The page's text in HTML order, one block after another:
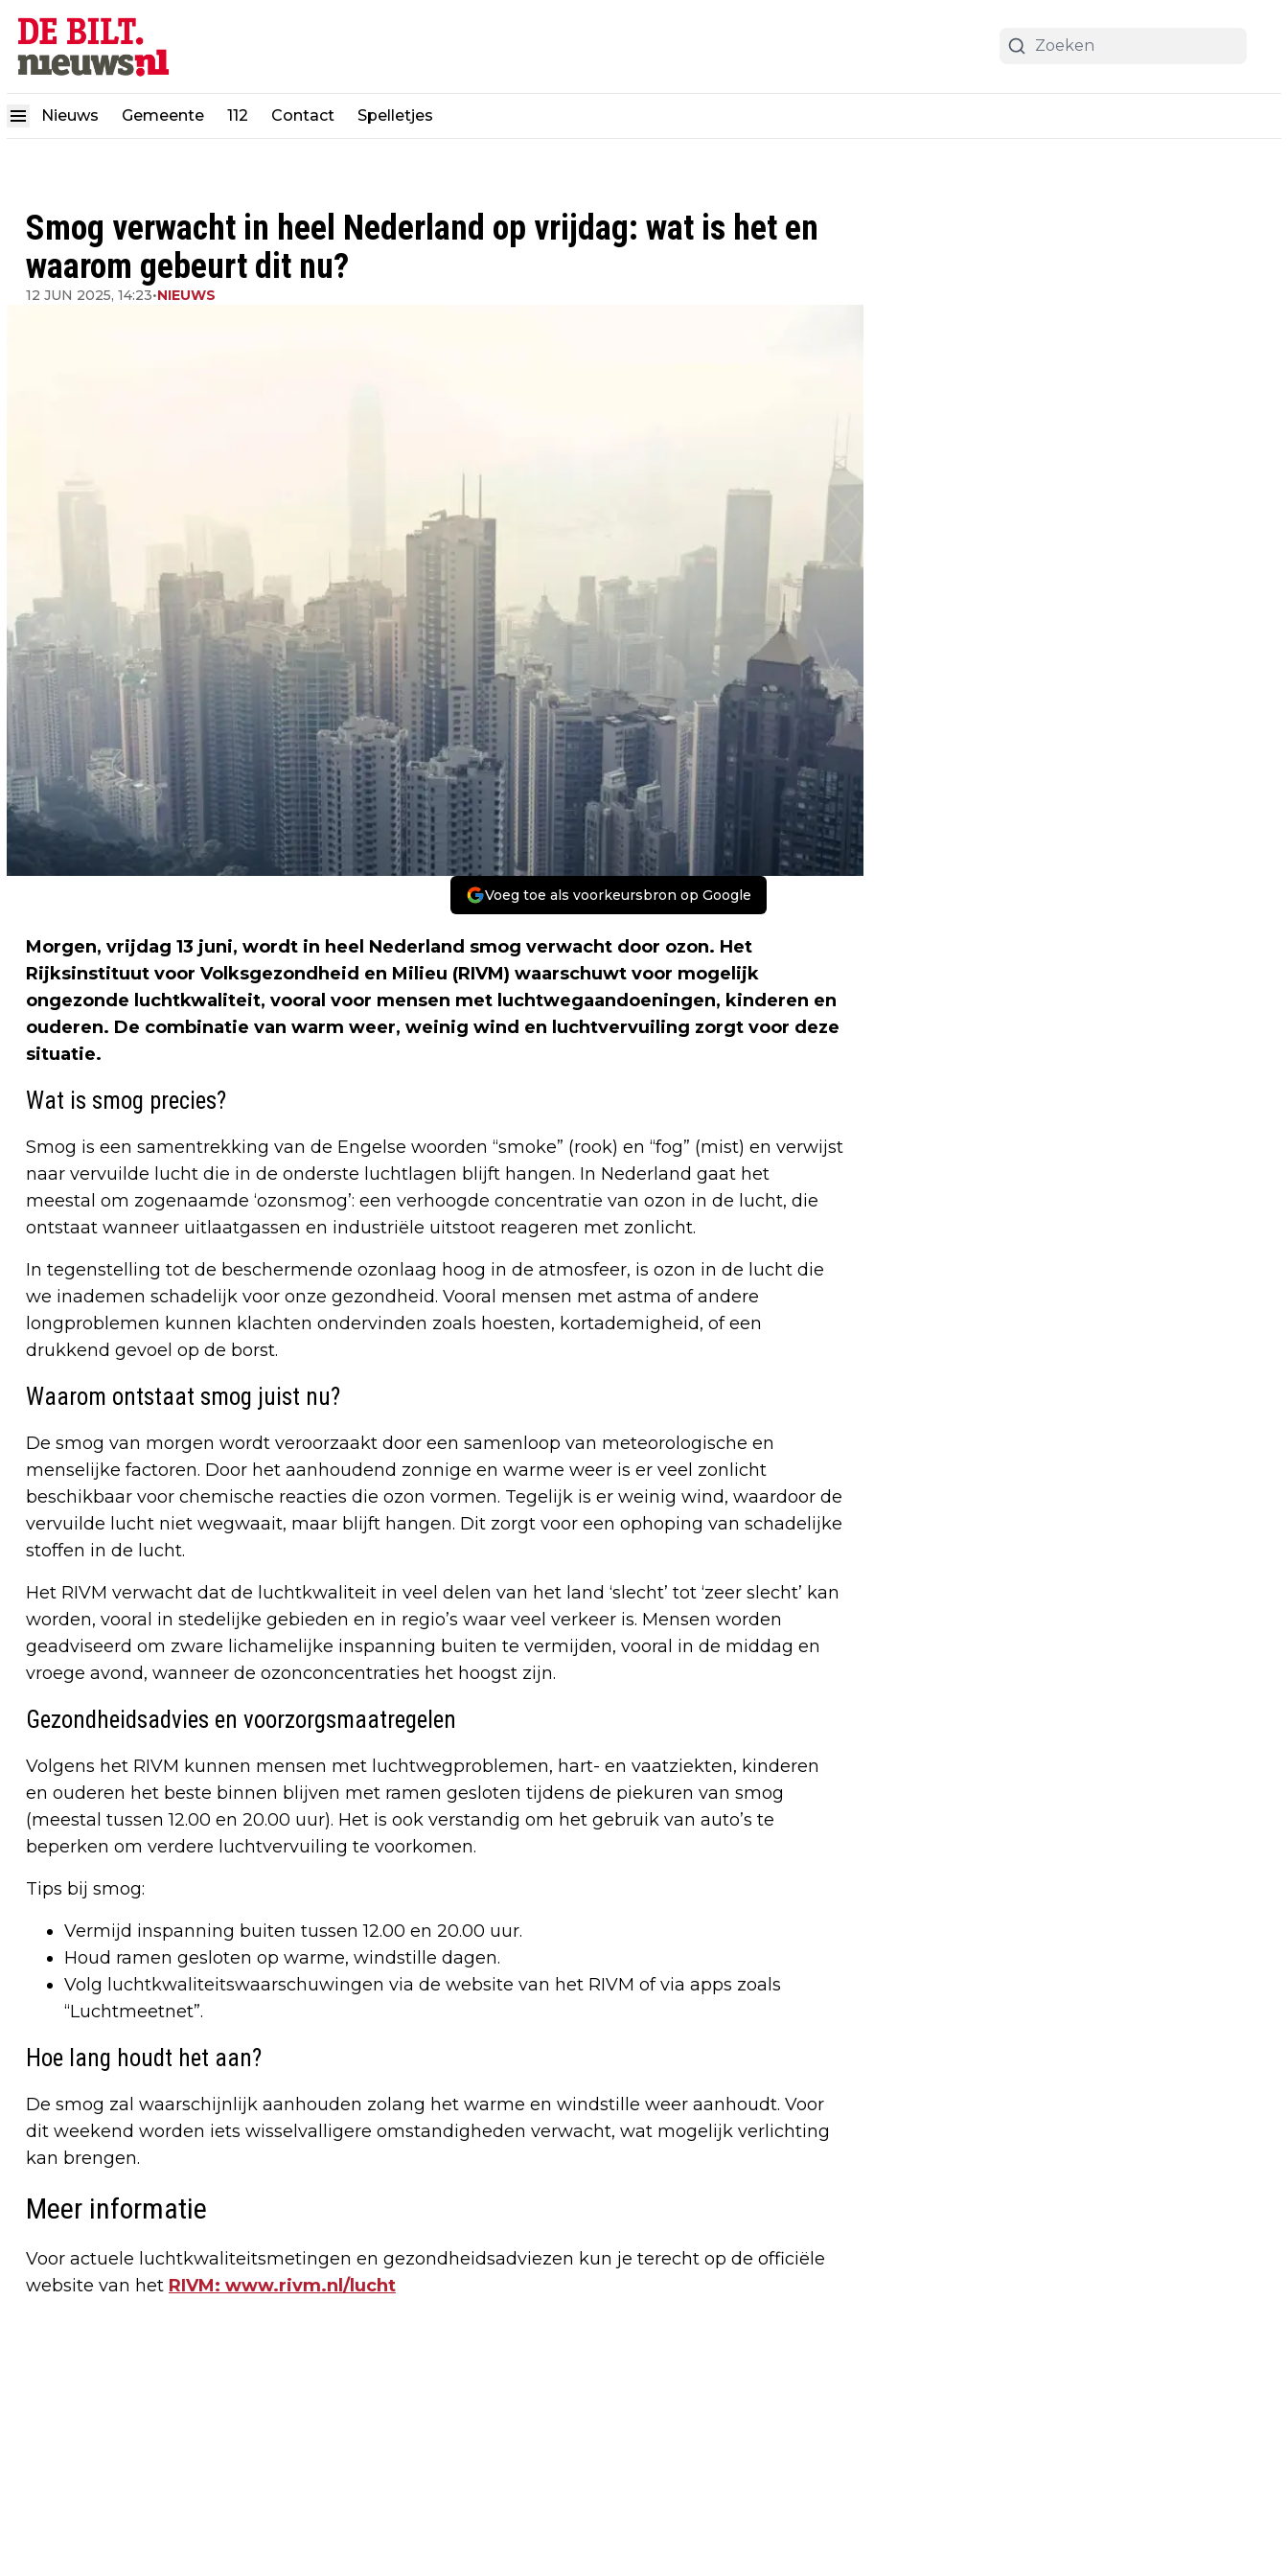
Nieuws Gemeente 112 Contact Spelletjes
Smog verwacht in heel Nederland op vrijdag: wat is het en
waarom gebeurt dit nu?
12 JUN 2025, 14:23•NIEUWS
Voeg toe als voorkeursbron op Google
Morgen, vrijdag 13 juni, wordt in heel Nederland smog verwacht door ozon. Het
Rijksinstituut voor Volksgezondheid en Milieu (RIVM) waarschuwt voor mogelijk
ongezonde luchtkwaliteit, vooral voor mensen met luchtwegaandoeningen, kinderen en
ouderen. De combinatie van warm weer, weinig wind en luchtvervuiling zorgt voor deze
situatie.
Wat is smog precies?
Smog is een samentrekking van de Engelse woorden “smoke” (rook) en “fog” (mist) en verwijst
naar vervuilde lucht die in de onderste luchtlagen blijft hangen. In Nederland gaat het
meestal om zogenaamde ‘ozonsmog’: een verhoogde concentratie van ozon in de lucht, die
ontstaat wanneer uitlaatgassen en industriële uitstoot reageren met zonlicht.
In tegenstelling tot de beschermende ozonlaag hoog in de atmosfeer, is ozon in de lucht die
we inademen schadelijk voor onze gezondheid. Vooral mensen met astma of andere
longproblemen kunnen klachten ondervinden zoals hoesten, kortademigheid, of een
drukkend gevoel op de borst.
Waarom ontstaat smog juist nu?
De smog van morgen wordt veroorzaakt door een samenloop van meteorologische en
menselijke factoren. Door het aanhoudend zonnige en warme weer is er veel zonlicht
beschikbaar voor chemische reacties die ozon vormen. Tegelijk is er weinig wind, waardoor de
vervuilde lucht niet wegwaait, maar blijft hangen. Dit zorgt voor een ophoping van schadelijke
stoffen in de lucht.
Het RIVM verwacht dat de luchtkwaliteit in veel delen van het land ‘slecht’ tot ‘zeer slecht’ kan
worden, vooral in stedelijke gebieden en in regio’s waar veel verkeer is. Mensen worden
geadviseerd om zware lichamelijke inspanning buiten te vermijden, vooral in de middag en
vroege avond, wanneer de ozonconcentraties het hoogst zijn.
Gezondheidsadvies en voorzorgsmaatregelen
Volgens het RIVM kunnen mensen met luchtwegproblemen, hart- en vaatziekten, kinderen
en ouderen het beste binnen blijven met ramen gesloten tijdens de piekuren van smog
(meestal tussen 12.00 en 20.00 uur). Het is ook verstandig om het gebruik van auto’s te
beperken om verdere luchtvervuiling te voorkomen.
Tips bij smog:
Vermijd inspanning buiten tussen 12.00 en 20.00 uur.
Houd ramen gesloten op warme, windstille dagen.
Volg luchtkwaliteitswaarschuwingen via de website van het RIVM of via apps zoals
“Luchtmeetnet”.
Hoe lang houdt het aan?
De smog zal waarschijnlijk aanhouden zolang het warme en windstille weer aanhoudt. Voor
dit weekend worden iets wisselvalligere omstandigheden verwacht, wat mogelijk verlichting
kan brengen.
Meer informatie
Voor actuele luchtkwaliteitsmetingen en gezondheidsadviezen kun je terecht op de officiële
website van het RIVM: www.rivm.nl/lucht